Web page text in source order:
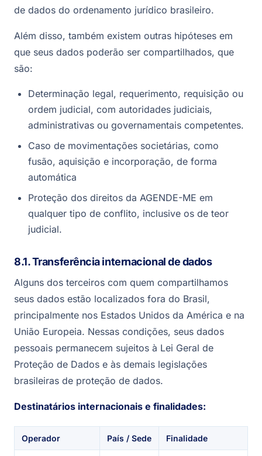
de dados do ordenamento jurídico brasileiro.
Além disso, também existem outras hipóteses em
que seus dados poderão ser compartilhados, que
são:
Determinação legal, requerimento, requisição ou
ordem judicial, com autoridades judiciais,
administrativas ou governamentais competentes.
Caso de movimentações societárias, como
fusão, aquisição e incorporação, de forma
automática
Proteção dos direitos da AGENDE-ME em
qualquer tipo de conflito, inclusive os de teor
judicial.
8.1. Transferência internacional de dados
Alguns dos terceiros com quem compartilhamos
seus dados estão localizados fora do Brasil,
principalmente nos Estados Unidos da América e na
União Europeia. Nessas condições, seus dados
pessoais permanecem sujeitos à Lei Geral de
Proteção de Dados e às demais legislações
brasileiras de proteção de dados.
Destinatários internacionais e finalidades:
Operador País / Sede Finalidade